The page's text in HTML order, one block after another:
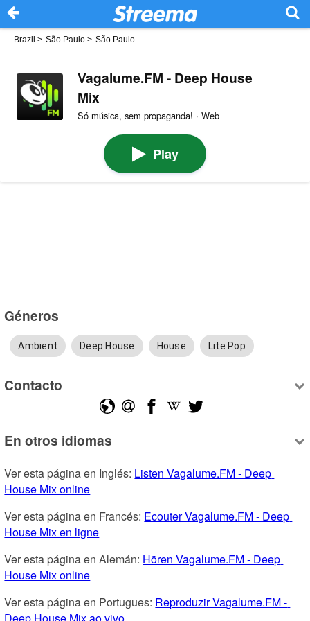
Brazil > São Paulo > São Paulo
Vagalume.FM - Deep House
Mix
Só música, sem propaganda! · Web
Play
Géneros
Ambient Deep House House Lite Pop
Contacto
En otros idiomas
Ver esta página en Inglés: Listen Vagalume.FM - Deep
House Mix online
Ver esta página en Francés: Ecouter Vagalume.FM - Deep
House Mix en ligne
Ver esta página en Alemán: Hören Vagalume.FM - Deep
House Mix online
Ver esta página en Portugues: Reproduzir Vagalume.FM -
Deep House Mix ao vivo